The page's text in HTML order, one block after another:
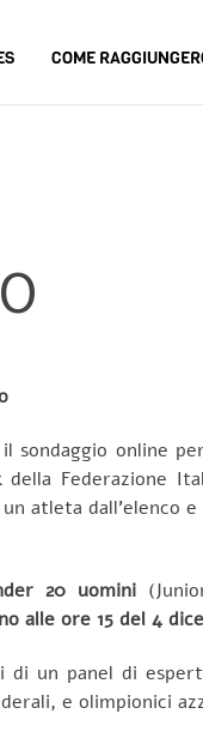
COME
online
della Federazione
atleta dall’elenco
20 uomini
alle ore 15 del 4
un panel di
e olimpionici